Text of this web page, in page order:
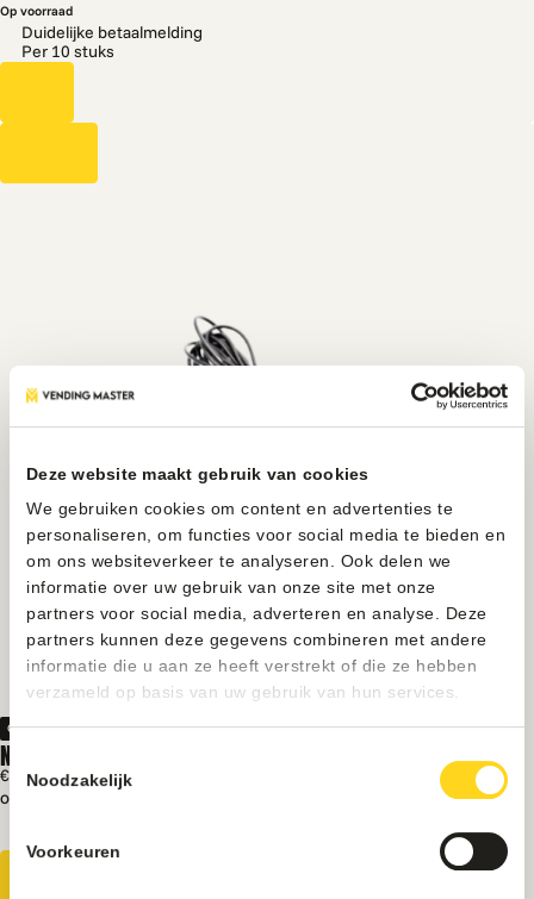
Deze website maakt gebruik van cookies
We gebruiken cookies om content en advertenties te
personaliseren, om functies voor social media te bieden en
om ons websiteverkeer te analyseren. Ook delen we
informatie over uw gebruik van onze site met onze
partners voor social media, adverteren en analyse. Deze
partners kunnen deze gegevens combineren met andere
informatie die u aan ze heeft verstrekt of die ze hebben
verzameld op basis van uw gebruik van hun services.
Noodzakelijk
Voorkeuren
Op voorraad
Duidelijke betaalmelding
Per 10 stuks
Onderdelen
NAYAX ANTENNE
€ 45Excl. BTW
Op voorraad